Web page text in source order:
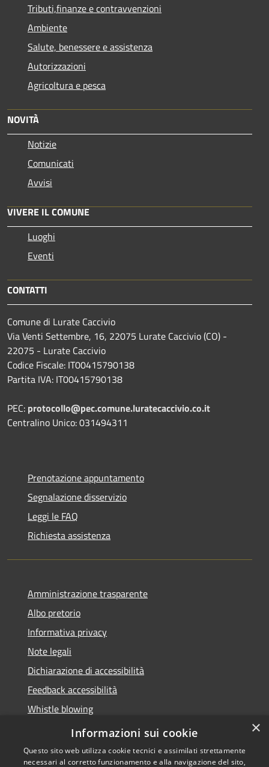
Tributi,finanze e contravvenzioni
Ambiente
Salute, benessere e assistenza
Autorizzazioni
Agricoltura e pesca
NOVITÀ
Notizie
Comunicati
Avvisi
VIVERE IL COMUNE
Luoghi
Eventi
CONTATTI
Comune di Lurate Caccivio
Via Venti Settembre, 16, 22075 Lurate Caccivio (CO) -
22075 - Lurate Caccivio
Codice Fiscale: IT00415790138
Partita IVA: IT00415790138
PEC: protocollo@pec.comune.luratecaccivio.co.it
Centralino Unico: 031494311
Prenotazione appuntamento
Segnalazione disservizio
Leggi le FAQ
Richiesta assistenza
Amministrazione trasparente
Albo pretorio
Informativa privacy
Note legali
Dichiarazione di accessibilità
Feedback accessibilità
Whistle blowing
Titolare potere sostitutivo
×
Informazioni sui cookie
Questo sito web utilizza cookie tecnici e assimilati strettamente
necessari al corretto funzionamento e alla navigazione del sito,